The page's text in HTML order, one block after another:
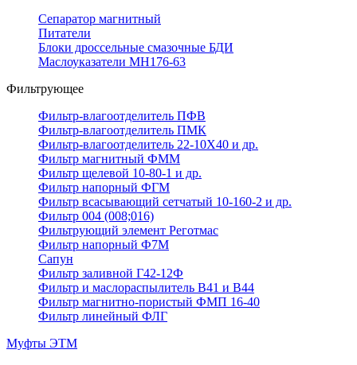
Сепаратор магнитный
Питатели
Блоки дроссельные смазочные БДИ
Маслоуказатели МН176-63
Фильтрующее
Фильтр-влагоотделитель ПФВ
Фильтр-влагоотделитель ПМК
Фильтр-влагоотделитель 22-10Х40 и др.
Фильтр магнитный ФММ
Фильтр щелевой 10-80-1 и др.
Фильтр напорный ФГМ
Фильтр всасывающий сетчатый 10-160-2 и др.
Фильтр 004 (008;016)
Фильтрующий элемент Реготмас
Фильтр напорный Ф7М
Сапун
Фильтр заливной Г42-12Ф
Фильтр и маслораспылитель В41 и В44
Фильтр магнитно-пористый ФМП 16-40
Фильтр линейный ФЛГ
Муфты ЭТМ